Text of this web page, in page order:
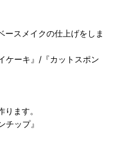
ースメイクの仕上げをしま
ケーキ』/『カットスポン
ます。
チップ』